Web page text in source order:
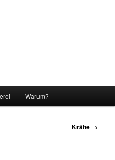
Warum?
Krähe →